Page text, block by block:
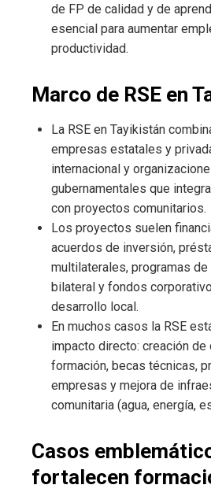
de FP de calidad y de
esencial para aumentar
productividad.
Marco de RSE en
La RSE en Tayikistán
empresas estatales y
internacional y
gubernamentales que
con proyectos comunitarios.
Los proyectos suelen
acuerdos de inversión,
multilaterales, programas
bilateral y fondos
desarrollo local.
En muchos casos la RSE
impacto directo: creación de
formación, becas técnicas,
empresas y mejora de
comunitaria (agua, energía,
Casos
fortalecen